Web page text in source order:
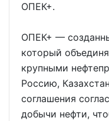
ОПЕК+.
ОПЕК+ —
который
крупными
Россию,
соглашения
добычи нефти,